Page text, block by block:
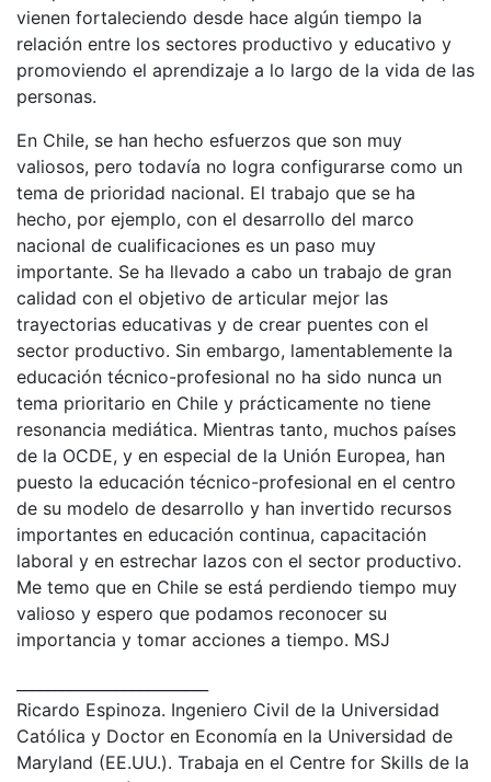
vienen fortaleciendo desde hace algún tiempo la
relación entre los sectores productivo y educativo y
promoviendo el aprendizaje a lo largo de la vida de las
personas.
En Chile, se han hecho esfuerzos que son muy
valiosos, pero todavía no logra configurarse como un
tema de prioridad nacional. El trabajo que se ha
hecho, por ejemplo, con el desarrollo del marco
nacional de cualificaciones es un paso muy
importante. Se ha llevado a cabo un trabajo de gran
calidad con el objetivo de articular mejor las
trayectorias educativas y de crear puentes con el
sector productivo. Sin embargo, lamentablemente la
educación técnico-profesional no ha sido nunca un
tema prioritario en Chile y prácticamente no tiene
resonancia mediática. Mientras tanto, muchos países
de la OCDE, y en especial de la Unión Europea, han
puesto la educación técnico-profesional en el centro
de su modelo de desarrollo y han invertido recursos
importantes en educación continua, capacitación
laboral y en estrechar lazos con el sector productivo.
Me temo que en Chile se está perdiendo tiempo muy
valioso y espero que podamos reconocer su
importancia y tomar acciones a tiempo. MSJ
Ricardo Espinoza. Ingeniero Civil de la Universidad
Católica y Doctor en Economía en la Universidad de
Maryland (EE.UU.). Trabaja en el Centre for Skills de la